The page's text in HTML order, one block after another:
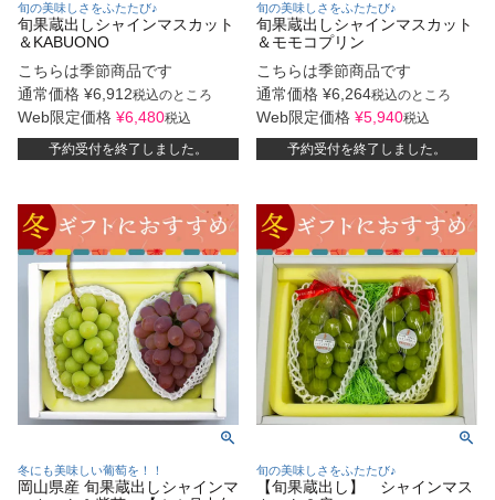
旬の美味しさをふたたび♪
旬果蔵出しシャインマスカット
＆KABUONO
こちらは季節商品です
通常価格 ¥6,912税込のところ
Web限定価格 ¥6,480税込
予約受付を終了しました。
旬の美味しさをふたたび♪
旬果蔵出しシャインマスカット
＆モモコプリン
こちらは季節商品です
通常価格 ¥6,264税込のところ
Web限定価格 ¥5,940税込
予約受付を終了しました。
冬にも美味しい葡萄を！！
岡山県産 旬果蔵出しシャインマ
旬の美味しさをふたたび♪
【旬果蔵出し】 シャインマス